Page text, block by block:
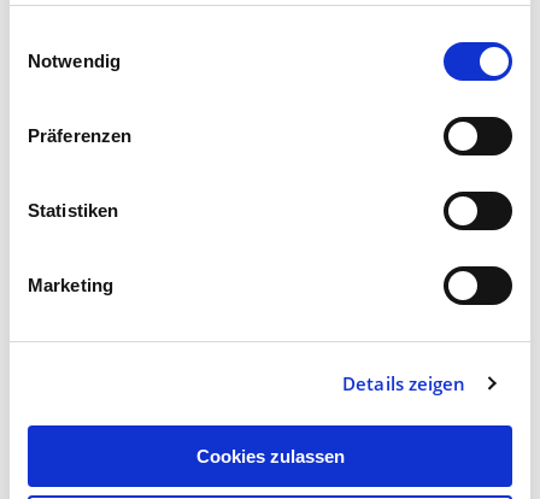
Impressum
Notwendig
Präferenzen
Statistiken
Marketing
Details zeigen
Cookies zulassen
Artikel teilen: